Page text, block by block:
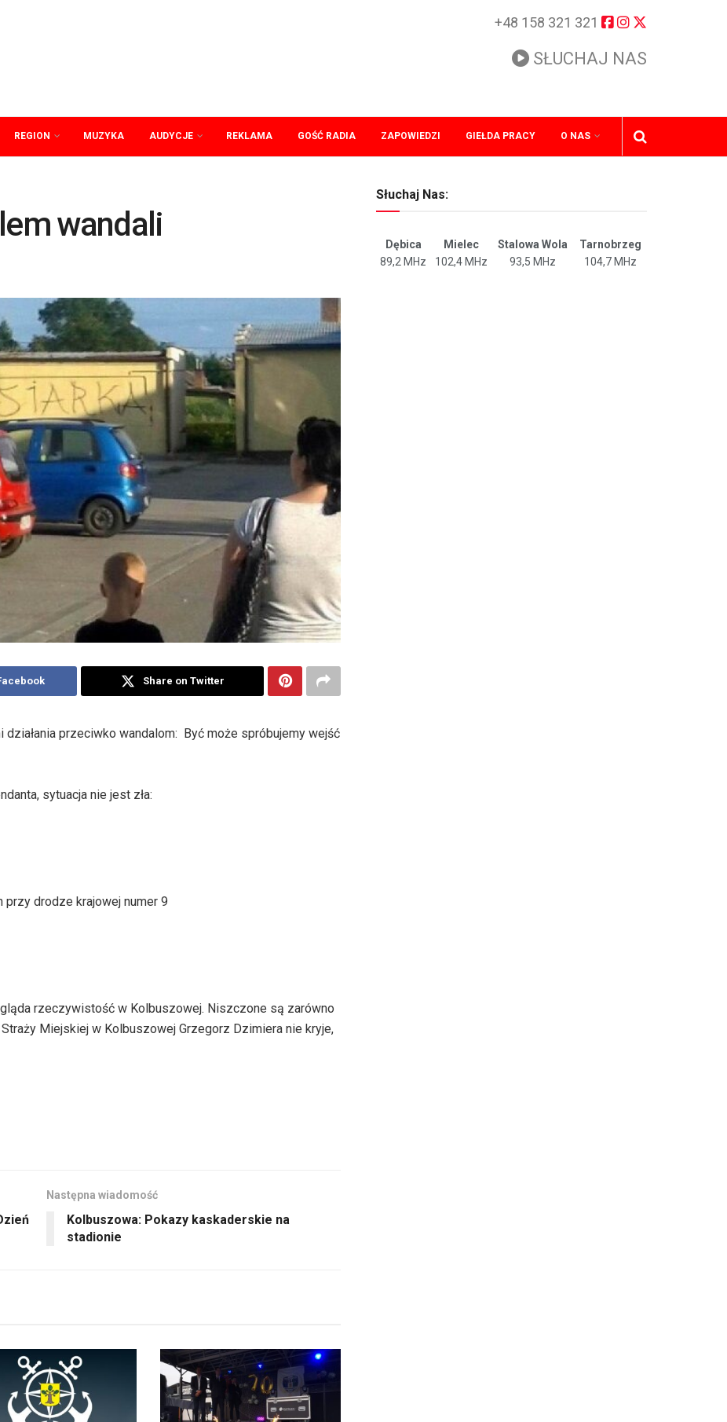
+48 158 321 321
SŁUCHAJ NAS
REGION MUZYKA AUDYCJE REKLAMA GOŚĆ RADIA ZAPOWIEDZI GIEŁDA PRACY O NAS
wandali
Share on Twitter
przeciwko wandalom:  Być może spróbujemy wejść
sytuacja nie jest zła:
przy drodze krajowej numer 9
rzeczywistość w Kolbuszowej. Niszczone są zarówno
Miejskiej w Kolbuszowej Grzegorz Dzimiera nie kryje,
Następna wiadomość
Kolbuszowa: Pokazy kaskaderskie na
stadionie
Słuchaj Nas:
Dębica Mielec Stalowa Wola
Tarnobrzeg
89,2 MHz
102,4 MHz 93,5 MHz 104,7 MHz